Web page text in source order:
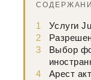
1
Услуги
2
3
Выбор
4
Арест